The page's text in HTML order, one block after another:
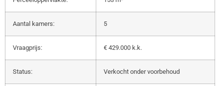
Aantal kamers: 5
Vraagprijs: € 429.000 k.k.
Status: Verkocht onder voorbehoud